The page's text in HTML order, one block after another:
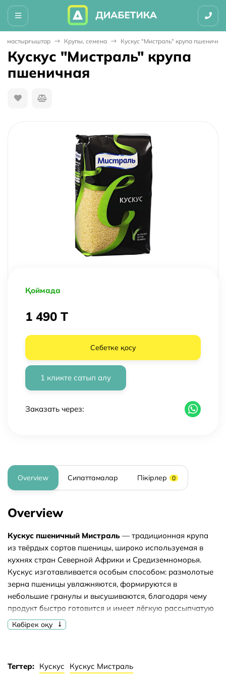
алмастырғыштар Крупы, семена Кускус "Мистраль" крупа
Кускус "Мистраль" крупа
пшеничная
Қоймада
1 490 T
Себетке қосу
1 кликте сатып алу
Заказать через:
Overview Сипаттамалар Пікірлер 0
Overview
Кускус пшеничный Мистраль — традиционная крупа
из твёрдых сортов пшеницы, широко используемая в
кухнях стран Северной Африки и Средиземноморья.
Кускус изготавливается особым способом: размолотые
зерна пшеницы увлажняются, формируются в
небольшие гранулы и высушиваются, благодаря чему
продукт быстро готовится и имеет лёгкую рассыпчатую
текстуру.
Может использоваться как гарнир, основа для салатов
или ингредиент для различных блюд. Подходит для
Көбірек оқу
Тегтер: Кускус Кускус Мистраль